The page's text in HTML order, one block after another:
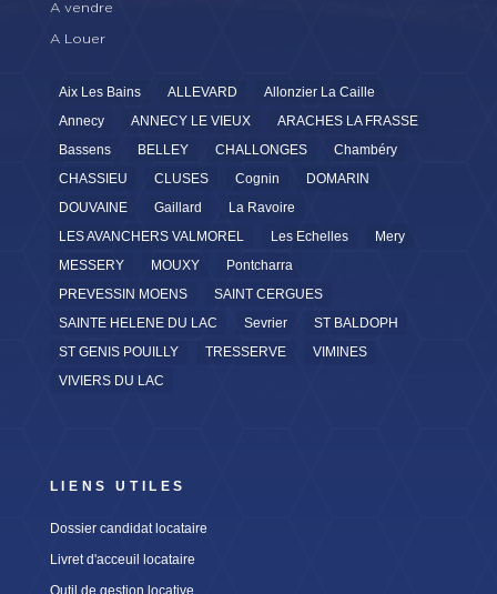
A vendre
A Louer
Aix Les Bains ALLEVARD
Allonzier La Caille
Annecy
ANNECY LE VIEUX
ARACHES LA FRASSE
Bassens
BELLEY CHALLONGES
Chambéry
CHASSIEU
CLUSES Cognin
DOMARIN
DOUVAINE
Gaillard
La Ravoire
LES AVANCHERS VALMOREL
Les Echelles
Mery
MESSERY
MOUXY
Pontcharra
PREVESSIN MOENS
SAINT CERGUES
SAINTE HELENE DU LAC
Sevrier
ST BALDOPH
ST GENIS POUILLY
TRESSERVE
VIMINES
VIVIERS DU LAC
LIENS UTILES
Dossier candidat locataire
Livret d'acceuil locataire